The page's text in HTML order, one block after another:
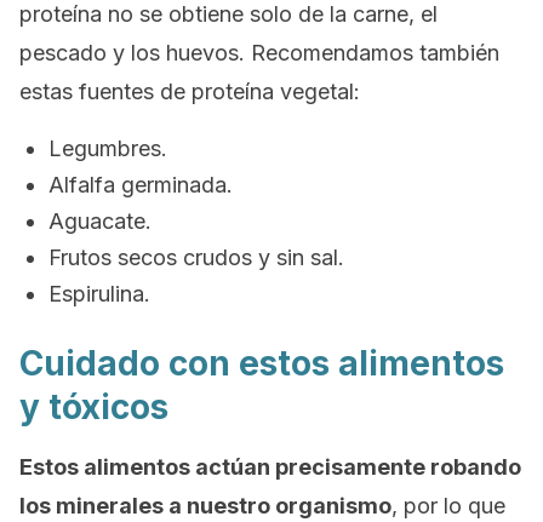
proteína no se obtiene solo de la carne, el
pescado y los huevos. Recomendamos también
estas fuentes de proteína vegetal:
Legumbres.
Alfalfa germinada.
Aguacate.
Frutos secos crudos y sin sal.
Espirulina.
Cuidado con estos alimentos
y tóxicos
Estos alimentos actúan precisamente robando
los minerales a nuestro organismo, por lo que